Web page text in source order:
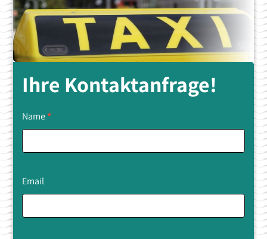
Ihre Kontaktanfrage!
Kontaktiere
uns
Name*
Email